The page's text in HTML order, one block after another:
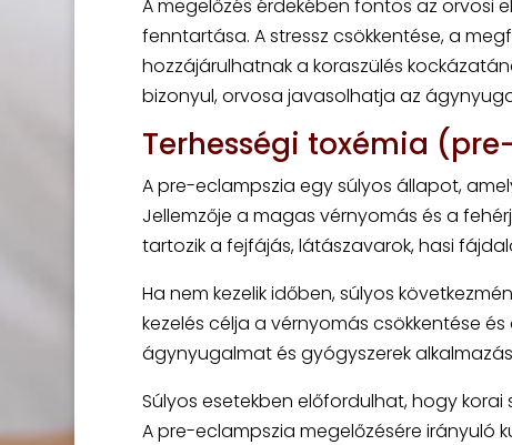
A megelőzés érdekében fontos az orvosi
fenntartása. A stressz csökkentése, a
hozzájárulhatnak a koraszülés
bizonyul, orvosa javasolhatja az
Terhességi toxémia
A pre-eclampszia egy súlyos állapot,
Jellemzője a magas vérnyomás és a
tartozik a fejfájás, látászavarok, hasi
Ha nem kezelik időben, súlyos
kezelés célja a vérnyomás csökkentése
ágynyugalmat és gyógyszerek
Súlyos esetekben előfordulhat, hogy
A pre-eclampszia megelőzésére irányuló